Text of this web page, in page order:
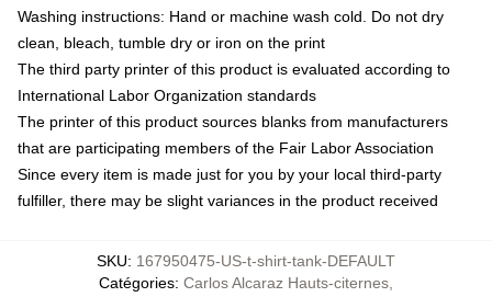
Washing instructions: Hand or machine wash cold. Do not dry
clean, bleach, tumble dry or iron on the print
The third party printer of this product is evaluated according to
International Labor Organization standards
The printer of this product sources blanks from manufacturers
that are participating members of the Fair Labor Association
Since every item is made just for you by your local third-party
fulfiller, there may be slight variances in the product received
SKU: 167950475-US-t-shirt-tank-DEFAULT
Catégories: Carlos Alcaraz Hauts-citernes